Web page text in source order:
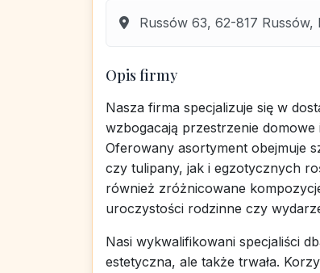
Russów 63, 62-817 Russów,
Opis firmy
Nasza firma specjalizuje się w
wzbogacają przestrzenie
Oferowany asortyment obejmuje
czy tulipany, jak i egzotycznych
również zróżnicowane
uroczystości rodzinne czy
Nasi wykwalifikowani specjaliści
estetyczna, ale także trwała.